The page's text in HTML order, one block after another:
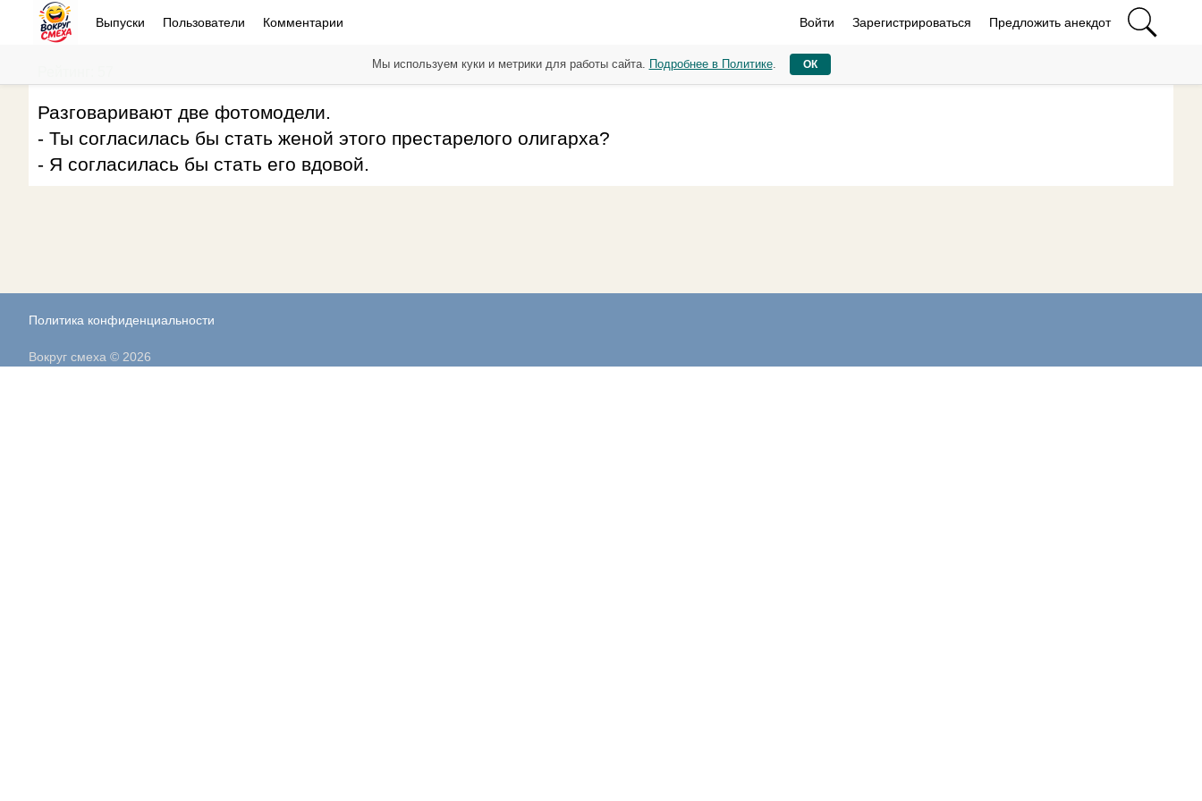
Выпуски Пользователи Комментарии Войти Зарегистрироваться Предложить анекдот
Разговаривают две фотомодели.
- Ты согласилась бы стать женой этого престарелого олигарха?
- Я согласилась бы стать его вдовой.
Политика конфиденциальности
Мы используем куки и метрики для работы сайта. Подробнее в Политике. ОК
Вокруг смеха © 2026